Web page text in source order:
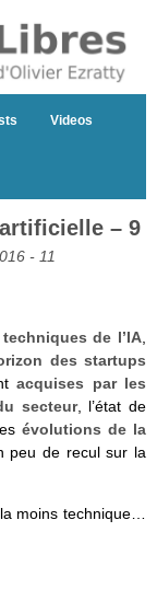
Videos
– 9
- 11
de l’IA
des startups
acquises par les
secteur, l’état de
évolutions de la
peu de recul sur la
moins technique…